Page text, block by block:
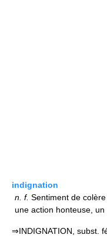
indignation
n. f. Sentiment de
une action honteuse,
⇒INDIGNATION, subst.